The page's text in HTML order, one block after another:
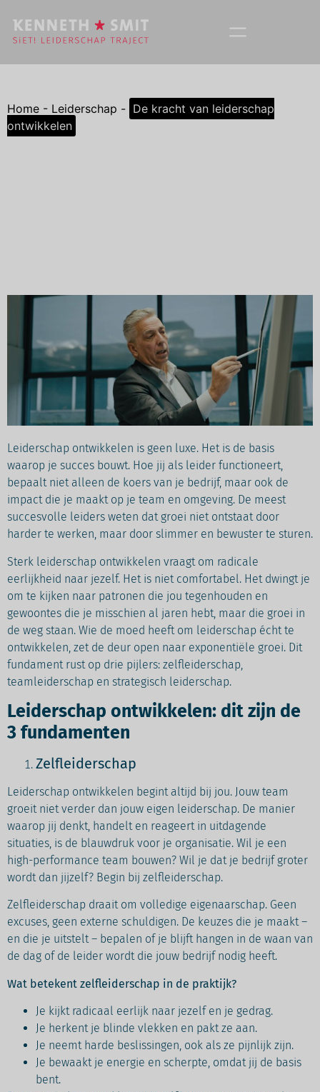
Home - Leiderschap - De kracht van leiderschap
ontwikkelen
Leiderschap ontwikkelen is geen luxe. Het is de basis
waarop je succes bouwt. Hoe jij als leider functioneert,
bepaalt niet alleen de koers van je bedrijf, maar ook de
impact die je maakt op je team en omgeving. De meest
succesvolle leiders weten dat groei niet ontstaat door
harder te werken, maar door slimmer en bewuster te sturen.
Sterk leiderschap ontwikkelen vraagt om radicale
eerlijkheid naar jezelf. Het is niet comfortabel. Het dwingt je
om te kijken naar patronen die jou tegenhouden en
gewoontes die je misschien al jaren hebt, maar die groei in
de weg staan. Wie de moed heeft om leiderschap écht te
ontwikkelen, zet de deur open naar exponentiële groei. Dit
fundament rust op drie pijlers: zelfleiderschap,
teamleiderschap en strategisch leiderschap.
Leiderschap ontwikkelen: dit zijn de
3 fundamenten
Zelfleiderschap
Leiderschap ontwikkelen begint altijd bij jou. Jouw team
groeit niet verder dan jouw eigen leiderschap. De manier
waarop jij denkt, handelt en reageert in uitdagende
situaties, is de blauwdruk voor je organisatie. Wil je een
high-performance team bouwen? Wil je dat je bedrijf groter
wordt dan jijzelf? Begin bij zelfleiderschap.
Zelfleiderschap draait om volledige eigenaarschap. Geen
excuses, geen externe schuldigen. De keuzes die je maakt –
en die je uitstelt – bepalen of je blijft hangen in de waan van
de dag of de leider wordt die jouw bedrijf nodig heeft.
Wat betekent zelfleiderschap in de praktijk?
Je kijkt radicaal eerlijk naar jezelf en je gedrag.
Je herkent je blinde vlekken en pakt ze aan.
Je neemt harde beslissingen, ook als ze pijnlijk zijn.
Je bewaakt je energie en scherpte, omdat jij de basis
bent.